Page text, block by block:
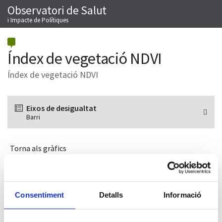
Consentiment Detalls Informació
Salta
al
contingut
Observatori de Salut
i Impacte de Polítiques
Índex de vegetació NDVI
Índex de vegetació NDVI
Eixos de desigualtat
Barri
Torna als gràfics
Descripció del mapa
A la figura de dalt es mostra com es distribueix l’Índex de
vegetació NDVI en els barris de la ciutat agrupats segons els